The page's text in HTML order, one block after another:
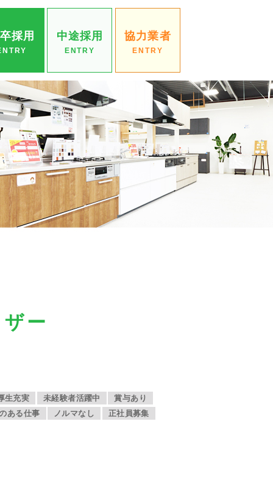
採用 中途採用
ENTRY
協力業者
ENTRY
ー
生充実 未経験者活躍中
賞与あり
ある仕事
ノルマなし 正社員募集